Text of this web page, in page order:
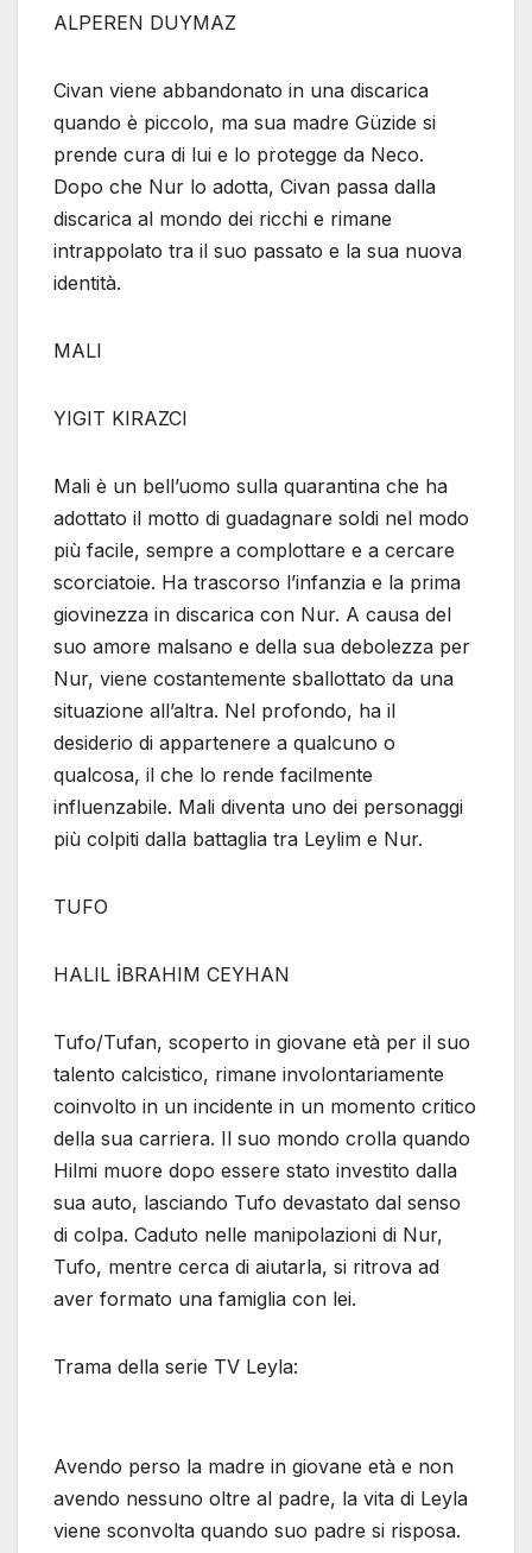
ALPEREN DUYMAZ
Civan viene abbandonato in una discarica
quando è piccolo, ma sua madre Güzide si
prende cura di lui e lo protegge da Neco.
Dopo che Nur lo adotta, Civan passa dalla
discarica al mondo dei ricchi e rimane
intrappolato tra il suo passato e la sua nuova
identità.
MALI
YIGIT KIRAZCI
Mali è un bell’uomo sulla quarantina che ha
adottato il motto di guadagnare soldi nel modo
più facile, sempre a complottare e a cercare
scorciatoie. Ha trascorso l’infanzia e la prima
giovinezza in discarica con Nur. A causa del
suo amore malsano e della sua debolezza per
Nur, viene costantemente sballottato da una
situazione all’altra. Nel profondo, ha il
desiderio di appartenere a qualcuno o
qualcosa, il che lo rende facilmente
influenzabile. Mali diventa uno dei personaggi
più colpiti dalla battaglia tra Leylim e Nur.
TUFO
HALIL İBRAHIM CEYHAN
Tufo/Tufan, scoperto in giovane età per il suo
talento calcistico, rimane involontariamente
coinvolto in un incidente in un momento critico
della sua carriera. Il suo mondo crolla quando
Hilmi muore dopo essere stato investito dalla
sua auto, lasciando Tufo devastato dal senso
di colpa. Caduto nelle manipolazioni di Nur,
Tufo, mentre cerca di aiutarla, si ritrova ad
aver formato una famiglia con lei.
Trama della serie TV Leyla:
Avendo perso la madre in giovane età e non
avendo nessuno oltre al padre, la vita di Leyla
viene sconvolta quando suo padre si risposa.